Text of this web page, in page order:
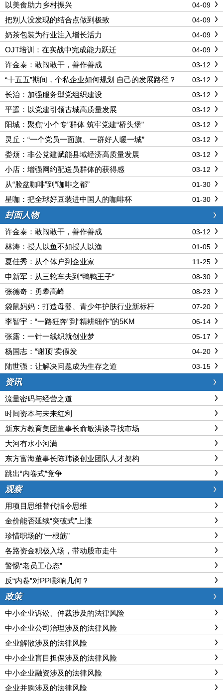
04-09
以美食助力乡村振兴
04-09
把别人没发现的结合点做到极致
04-09
奶茶包装为行业注入增长活力
04-09
OJT培训：在实战中完成能力跃迁
03-12
许金泰：敢闯敢干，善作善成
03-12
“十五五”期间，个私企业如何规划 自己的发展路径？
03-12
长治：加强服务型党组织建设
03-12
平遥：以党建引领古城高质量发展
03-12
阳城：聚焦“小个专”群体 筑牢党建“桥头堡”
03-12
灵丘：“一个党员一面旗、一群好人暖一城”
03-12
娄烦：非公党建赋能县域经济高质量发展
03-12
小店：增强网约配送员群体的获得感
01-30
从“脸盆咖啡”到“咖啡之都”
01-30
星咖：把全球好豆装进中国人的咖啡杯
封面人物
03-12
许金泰：敢闯敢干，善作善成
01-05
林涛：授人以鱼不如授人以渔
11-25
夏佳秀：从个体户到企业家
08-30
申新军：从三轮车夫到“鸭鸭王子”
08-23
张德奇：勇攀高峰
07-20
袋鼠妈妈：打造母婴、青少年护肤行业新标杆
06-14
李智宇：“一路狂奔”到“精耕细作”的5KM
05-17
张露：一针一线织就创业梦
04-20
杨国志：“谢顶”卖假发
03-15
陆世强：让解决问题成为生存之道
资讯
流量密码与经营之道
时间资本与未来红利
新东方教育集团董事长俞敏洪谈寻找市场
大河有水小河满
东方富海董事长陈玮谈创业团队人才架构
跳出“内卷式”竞争
观察
用项目思维替代指令思维
金价能否延续“突破式”上涨
珍惜职场的“一根筋”
各路资金积极入场，带动股市走牛
警惕“老员工心态”
反“内卷”对PPI影响几何？
政策
中小企业诉讼、仲裁涉及的法律风险
中小企业公司治理涉及的法律风险
企业解散涉及的法律风险
中小企业盲目担保涉及的法律风险
中小企业融资涉及的法律风险
企业并购涉及的法律风险